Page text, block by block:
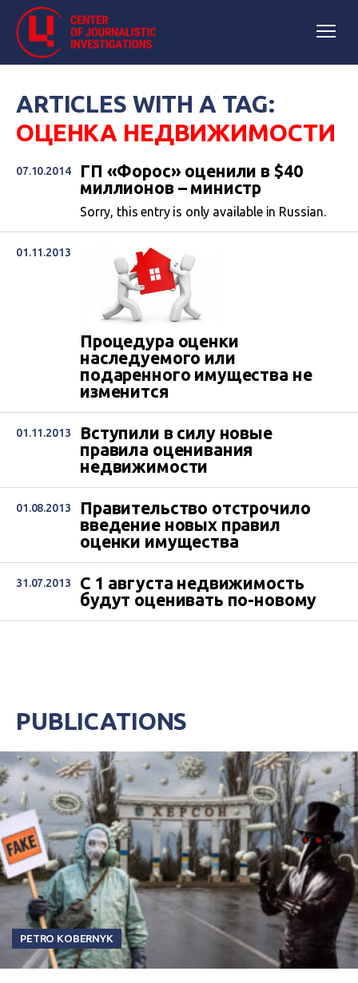
ARTICLES WITH A TAG:
ОЦЕНКА НЕДВИЖИМОСТИ
07.10.2014
ГП «Форос» оценили в $40
миллионов – министр
Sorry, this entry is only available in Russian.
01.11.2013
Процедура оценки
наследуемого или
подаренного имущества не
изменится
01.11.2013
Вступили в силу новые
правила оценивания
недвижимости
01.08.2013
Правительство отстрочило
введение новых правил
оценки имущества
31.07.2013
С 1 августа недвижимость
будут оценивать по-новому
PUBLICATIONS
PETRO KOBERNYK